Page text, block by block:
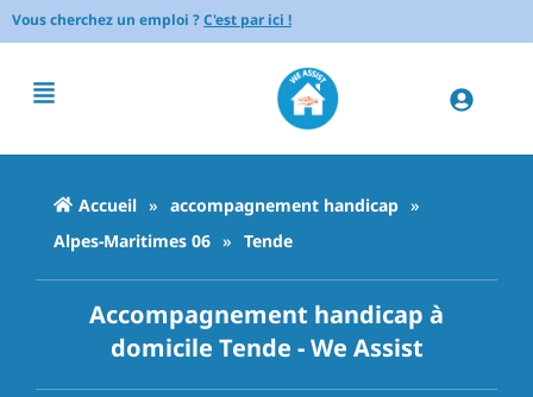
Vous cherchez un emploi ?C'est par ici !
Accueil » accompagnement handicap »
Alpes-Maritimes 06 » Tende
Accompagnement handicap à
domicile Tende - We Assist